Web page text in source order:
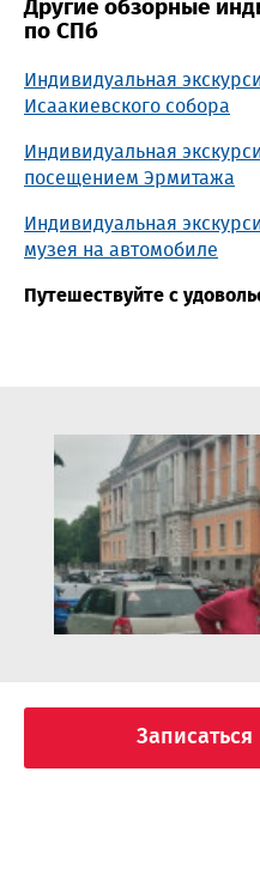
Другие обзорные
по СПб
Индивидуальная
Исаакиевского собора
Индивидуальная
посещением Эрмитажа
Индивидуальная
музея на автомобиле
Путешествуйте с